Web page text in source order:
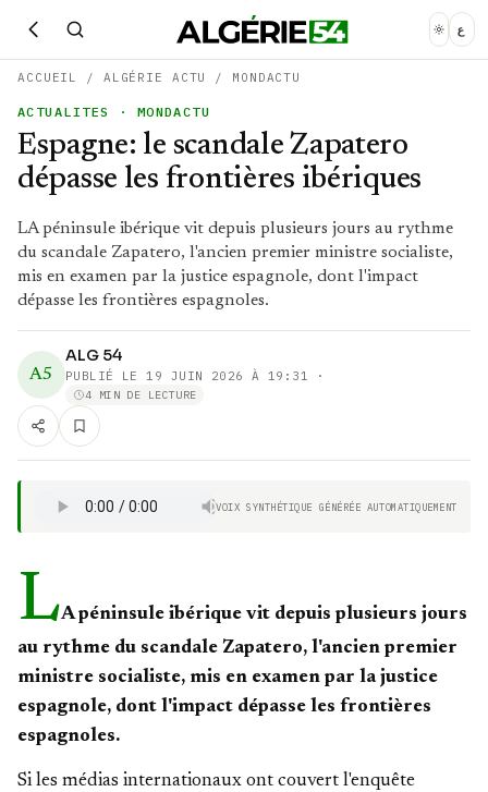
ع
ACCUEIL / ALGÉRIE ACTU / MONDACTU
ACTUALITES · MONDACTU
Espagne: le scandale Zapatero
dépasse les frontières ibériques
LA péninsule ibérique vit depuis plusieurs jours au rythme
du scandale Zapatero, l'ancien premier ministre socialiste,
mis en examen par la justice espagnole, dont l'impact
dépasse les frontières espagnoles.
A5
ALG 54
PUBLIÉ LE 19 JUIN 2026 À 19:31 ·
4 MIN DE LECTURE
VOIX SYNTHÉTIQUE GÉNÉRÉE AUTOMATIQUEMENT
LA péninsule ibérique vit depuis plusieurs jours
au rythme du scandale Zapatero, l'ancien premier
ministre socialiste, mis en examen par la justice
espagnole, dont l'impact dépasse les frontières
espagnoles.
Si les médias internationaux ont couvert l'enquête